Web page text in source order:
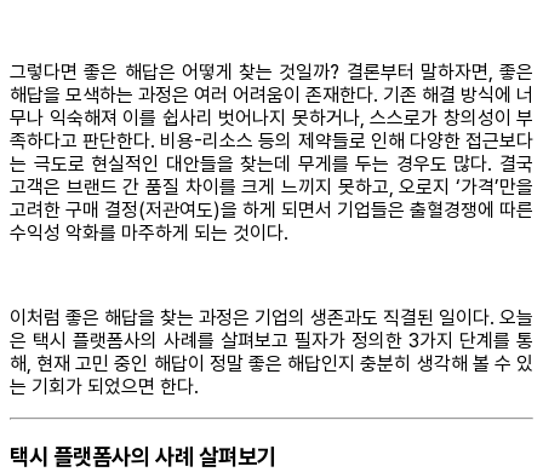
그렇다면 좋은 해답은 어떻게 찾는 것일까? 결론부터 말하자면, 좋은
해답을 모색하는 과정은 여러 어려움이 존재한다. 기존 해결 방식에 너
무나 익숙해져 이를 쉽사리 벗어나지 못하거나, 스스로가 창의성이 부
족하다고 판단한다. 비용-리소스 등의 제약들로 인해 다양한 접근보다
는 극도로 현실적인 대안들을 찾는데 무게를 두는 경우도 많다. 결국
고객은 브랜드 간 품질 차이를 크게 느끼지 못하고, 오로지 ‘가격’만을
고려한 구매 결정(저관여도)을 하게 되면서 기업들은 출혈경쟁에 따른
수익성 악화를 마주하게 되는 것이다.
이처럼 좋은 해답을 찾는 과정은 기업의 생존과도 직결된 일이다. 오늘
은 택시 플랫폼사의 사례를 살펴보고 필자가 정의한 3가지 단계를 통
해, 현재 고민 중인 해답이 정말 좋은 해답인지 충분히 생각해 볼 수 있
는 기회가 되었으면 한다.
택시 플랫폼사의 사례 살펴보기